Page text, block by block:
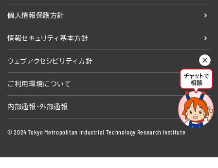
個人情報保護方針
情報セキュリティ基本方針
ウェブアクセシビリティ方針
ご利用環境について
内部通報・外部通報
© 2024 Tokyo Metropolitan Industrial Technology Research Institute